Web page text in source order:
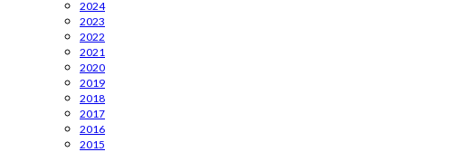
2024
2023
2022
2021
2020
2019
2018
2017
2016
2015